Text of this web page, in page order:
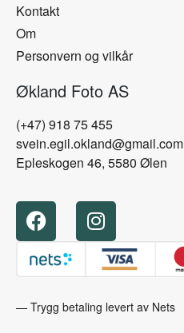
Kontakt
Om
Personvern og vilkår
Økland Foto AS
(+47) 918 75 455
svein.egil.okland@gmail.com
Epleskogen 46, 5580 Ølen
— Trygg betaling levert av Nets